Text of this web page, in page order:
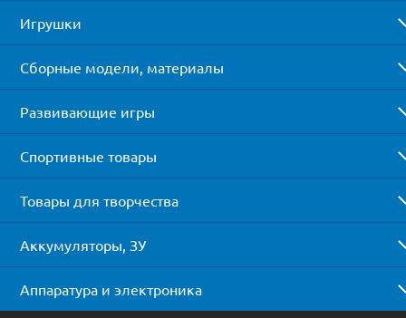
Игрушки
Сборные модели, материалы
Развивающие игры
Спортивные товары
Товары для творчества
Аккумуляторы, ЗУ
Аппаратура и электроника